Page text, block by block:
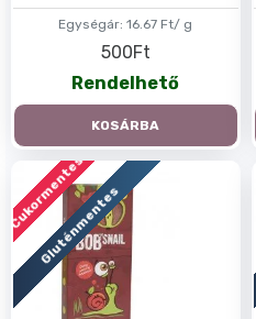
Egységár: 16.67 Ft/ g
500Ft
Rendelhető
KOSÁRBA
Gluténmentes
Cukormentes